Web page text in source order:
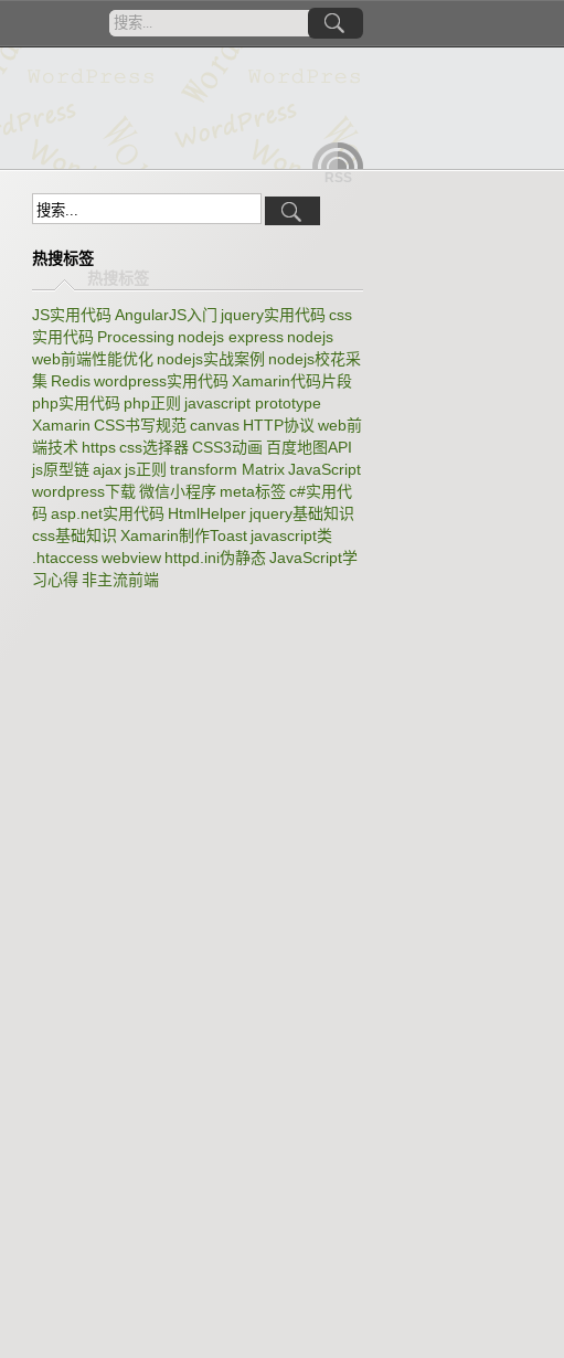
RSS
热搜标签
JS实用代码AngularJS入门 jquery实用代码css
实用代码 Processing nodejs express nodejs
web前端性能优化 nodejs实战案例 nodejs校花采
集 Rediswordpress实用代码Xamarin代码片段
php实用代码 php正则 javascript prototype
Xamarin CSS书写规范canvas HTTP协议 web前
端技术 httpscss选择器CSS3动画 百度地图API
js原型链ajax js正则 transform MatrixJavaScript
wordpress下载微信小程序 meta标签c#实用代
码asp.net实用代码 HtmlHelper jquery基础知识
css基础知识 Xamarin制作Toast javascript类
.htaccesswebview httpd.ini伪静态JavaScript学
习心得非主流前端